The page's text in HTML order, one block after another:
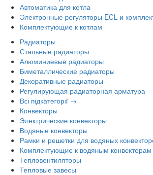
Автоматика для котла
Электронные регуляторы ECL и
Комплектующие к котлам
Радиаторы
Стальные радиаторы
Алюминиевые радиаторы
Биметаллические радиаторы
Декоративные радиаторы
Регулирующая радиаторная арматура
Всі підкатегорії →
Конвекторы
Электрические конвекторы
Водяные конвекторы
Рамки и решетки для водяных
Комплектующие к водяным конвекторам
Тепловентиляторы
Тепловые завесы